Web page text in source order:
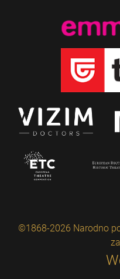
©1868-2026 Narodno